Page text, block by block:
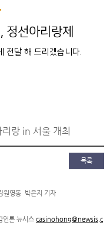
정선아리랑제
전달 해 드리겠습니다.
랑 in 서울 개최
목록
원영동 박은지 기자
언론 뉴시스 casinohong@newsis.c